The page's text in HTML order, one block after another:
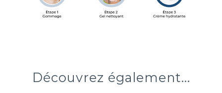
Découvrez également...